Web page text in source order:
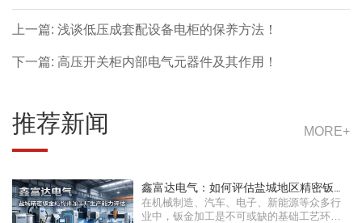
上一篇: 浅谈低压成套配设备电柜的保养方法！
下一篇: 高压开关柜内部电气元器件及其作用！
推荐新闻 MORE+
鑫富达电气：如何评估盐城地区精密钣金
结构···
在机械制造、汽车、电子、新能源等众多行
业中，钣金加工是不可或缺的基础工艺环节